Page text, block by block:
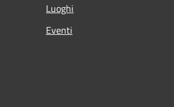
Luoghi
Eventi